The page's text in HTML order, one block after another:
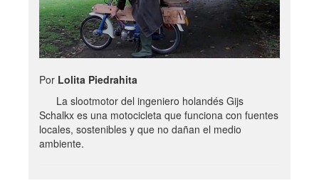
Por Lolita Piedrahita
La slootmotor del ingeniero holandés Gijs
Schalkx es una motocicleta que funciona con fuentes
locales, sostenibles y que no dañan el medio
ambiente.